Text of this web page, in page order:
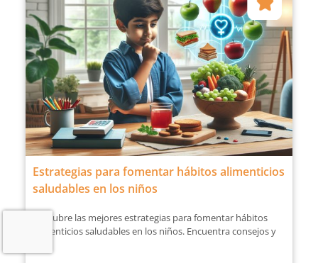
Estrategias para fomentar hábitos alimenticios
saludables en los niños
Descubre las mejores estrategias para fomentar hábitos
alimenticios saludables en los niños. Encuentra consejos y